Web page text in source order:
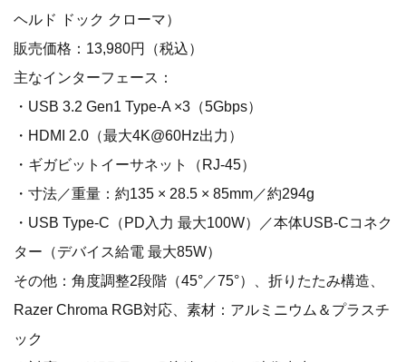
ヘルド ドック クローマ）
販売価格：13,980円（税込）
主なインターフェース：
・USB 3.2 Gen1 Type-A ×3（5Gbps）
・HDMI 2.0（最大4K@60Hz出力）
・ギガビットイーサネット（RJ-45）
・寸法／重量：約135 × 28.5 × 85mm／約294g
・USB Type-C（PD入力 最大100W）／本体USB-Cコネク
ター（デバイス給電 最大85W）
その他：角度調整2段階（45°／75°）、折りたたみ構造、
Razer Chroma RGB対応、素材：アルミニウム＆プラスチ
ック